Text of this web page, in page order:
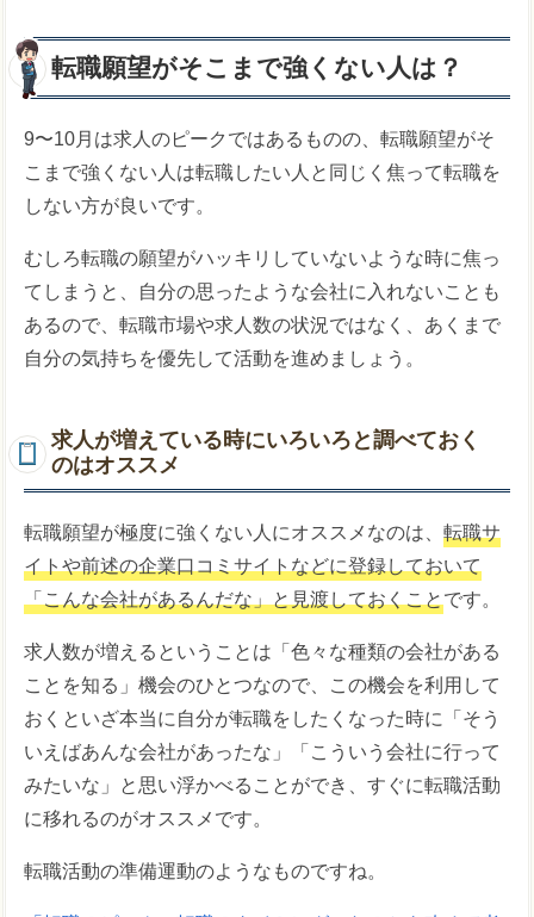
転職願望がそこまで強くない人は？
9〜10月は求人のピークではあるものの、転職願望がそ
こまで強くない人は転職したい人と同じく焦って転職を
しない方が良いです。
むしろ転職の願望がハッキリしていないような時に焦っ
てしまうと、自分の思ったような会社に入れないことも
あるので、転職市場や求人数の状況ではなく、あくまで
自分の気持ちを優先して活動を進めましょう。
求人が増えている時にいろいろと調べておく
のはオススメ
転職願望が極度に強くない人にオススメなのは、 転職サ
イトや前述の企業口コミサイトなどに登録しておいて
「こんな会社があるんだな」と見渡しておくこと です。
求人数が増えるということは「色々な種類の会社がある
ことを知る」機会のひとつなので、この機会を利用して
おくといざ本当に自分が転職をしたくなった時に「そう
いえばあんな会社があったな」「こういう会社に行って
みたいな」と思い浮かべることができ、すぐに転職活動
に移れるのがオススメです。
転職活動の準備運動のようなものですね。